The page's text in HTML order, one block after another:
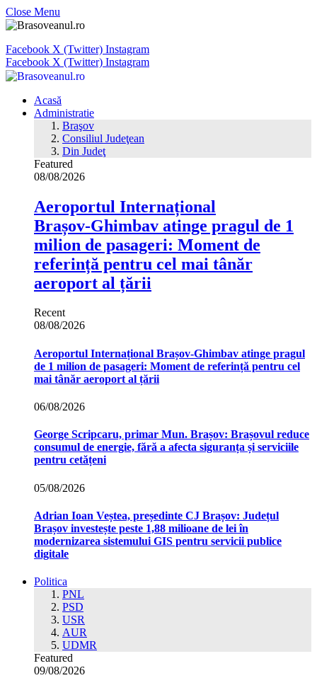
Close Menu
Facebook X (Twitter) Instagram
Facebook X (Twitter) Instagram
Acasă
Administratie
Braşov
Consiliul Judeţean
Din Judeţ
Featured
08/08/2026
Aeroportul Internațional
Brașov‑Ghimbav atinge pragul de 1
milion de pasageri: Moment de
referință pentru cel mai tânăr
aeroport al țării
Recent
08/08/2026
Aeroportul Internațional Brașov‑Ghimbav atinge pragul
de 1 milion de pasageri: Moment de referință pentru cel
mai tânăr aeroport al țării
06/08/2026
George Scripcaru, primar Mun. Brașov: Brașovul reduce
consumul de energie, fără a afecta siguranța și serviciile
pentru cetățeni
05/08/2026
Adrian Ioan Veștea, președinte CJ Brașov: Județul
Brașov investește peste 1,88 milioane de lei în
modernizarea sistemului GIS pentru servicii publice
digitale
Politica
PNL
PSD
USR
AUR
UDMR
Featured
09/08/2026